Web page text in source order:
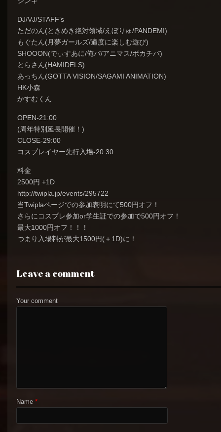
DJ/VJ/STAFF’s
ただのん(ときめき絶対領域/えぼりゅ/PANDEMI)
もぐたん(月夢ガールズ/適度に楽しむ遊び)
SHOOON(でぃすあに/俺パ/アニマス/ボカチバ)
とらさん(HAMIDELS)
あっちん(GOTTA VISION/SAGAMI ANIMATION)
HK小森
かすむくん
OPEN-21:00
(周年特別延長開催！)
CLOSE-29:00
コスプレイヤー先行入場-20:30
料金
2500円 +1D
http://twipla.jp/events/295722
当Twiplaページでの参加表明にて500円オフ！
さらにコスプレ参加or学生証での参加で500円オフ！
最大1000円オフ！！！
つまり入場料が最大1500円(＋1D)に！
Leave a comment
Your comment
Name *